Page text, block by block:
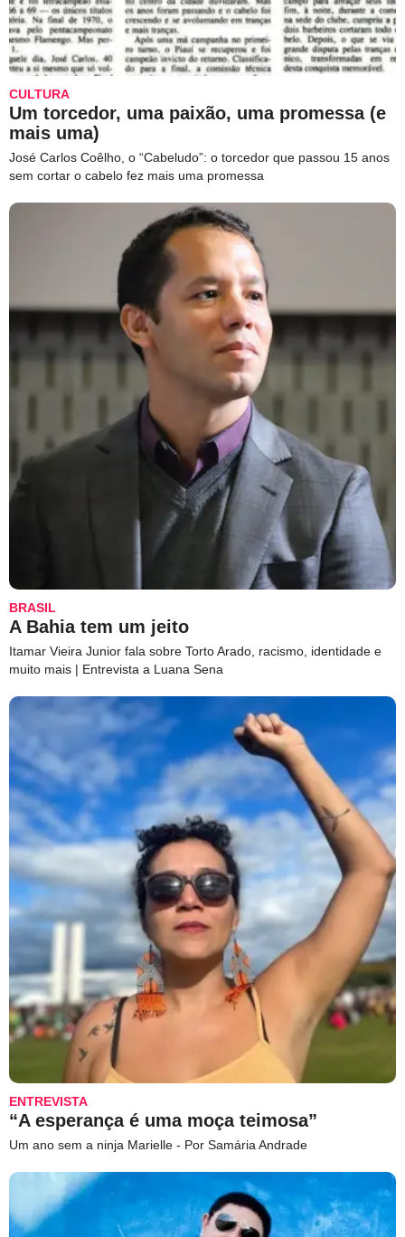
CULTURA
Um torcedor, uma paixão, uma promessa (e
mais uma)
José Carlos Coêlho, o “Cabeludo”: o torcedor que passou 15 anos
sem cortar o cabelo fez mais uma promessa
BRASIL
A Bahia tem um jeito
Itamar Vieira Junior fala sobre Torto Arado, racismo, identidade e
muito mais | Entrevista a Luana Sena
ENTREVISTA
“A esperança é uma moça teimosa”
Um ano sem a ninja Marielle - Por Samária Andrade